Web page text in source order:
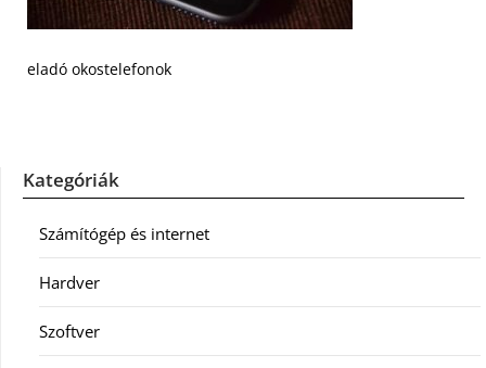
eladó okostelefonok
Kategóriák
Számítógép és internet
Hardver
Szoftver